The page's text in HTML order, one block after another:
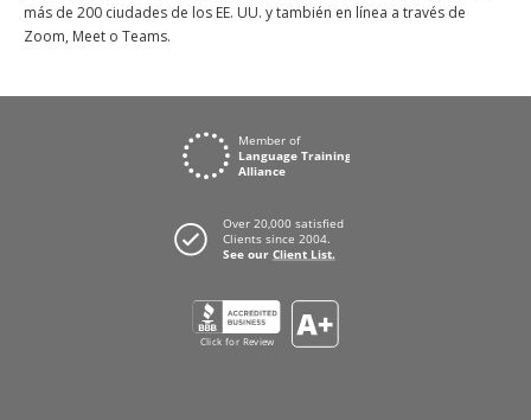
más de 200 ciudades de los EE. UU. y también en línea a través de
Zoom, Meet o Teams.